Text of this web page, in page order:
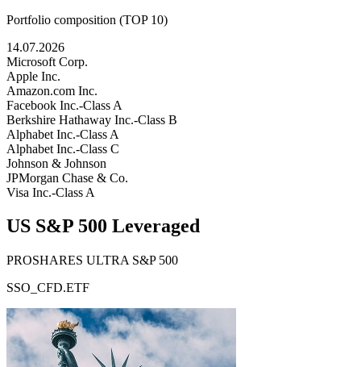
Portfolio composition (TOP 10)
14.07.2026
Microsoft Corp.
Apple Inc.
Amazon.com Inc.
Facebook Inc.-Class A
Berkshire Hathaway Inc.-Class B
Alphabet Inc.-Class A
Alphabet Inc.-Class C
Johnson & Johnson
JPMorgan Chase & Co.
Visa Inc.-Class A
US S&P 500 Leveraged
PROSHARES ULTRA S&P 500
SSO_CFD.ETF